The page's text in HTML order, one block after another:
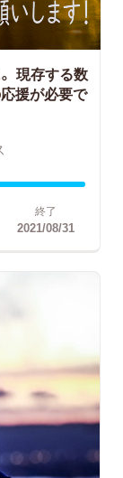
現存する数
援が必要で
終了
2021/08/31